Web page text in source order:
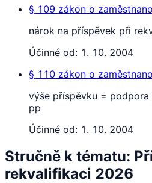
§ 109 zákon o
nárok na příspěvek při
Účinné od: 1. 10. 2004
§ 110 zákon o
výše příspěvku =
pp
Účinné od: 1. 10. 2004
Stručně k tématu:
rekvalifikaci 2026